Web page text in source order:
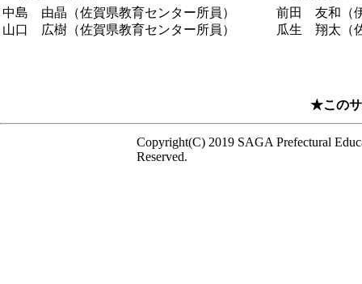
中島 由晶（佐賀県教育センター所員）
山口 広樹（佐賀県教育センター所員）
前田 友和（
瓜生 翔太（
★このサ
Copyright(C) 2019 SAGA Prefectural
Reserved.